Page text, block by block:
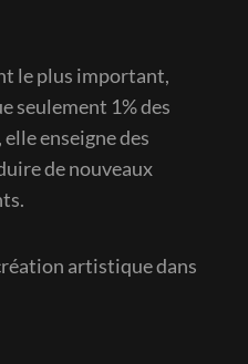
le plus important,
seulement 1% des
enseigne des
de nouveaux
artistique dans